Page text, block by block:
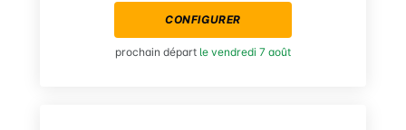
CONFIGURER
prochain départ le vendredi 7 août